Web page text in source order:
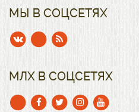
МЫ В СОЦСЕТЯХ
МЛХ В СОЦСЕТЯХ